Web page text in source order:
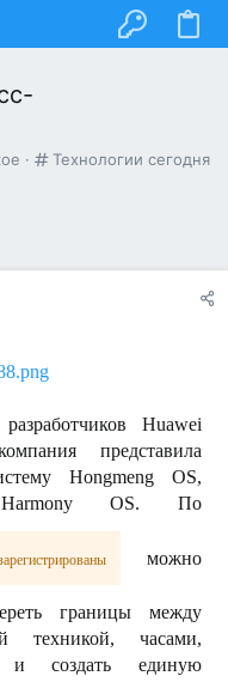
К
Технологии сегодня
Huawei
представила
Hongmeng OS,
OS. По
можно
границы между
техникой, часами,
и создать единую